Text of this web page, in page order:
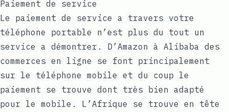
Paiement de service
Le paiement de service a travers votre
téléphone portable n’est plus du tout un
service a démontrer. D’Amazon à Alibaba des
commerces en ligne se font principalement
sur le téléphone mobile et du coup le
paiement se trouve dont très bien adapté
pour le mobile. L’Afrique se trouve en tête